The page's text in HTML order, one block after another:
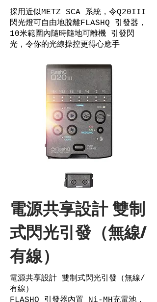
採用近似METZ SCA 系統，令Q20III
閃光燈可自由地脫離FLASHQ 引發器，
10米範圍內隨時隨地可離機 引發閃
光，令你的光線操控更得心應手
電源共享設計 雙制
式閃光引發（無線/
有線）
電源共享設計 雙制式閃光引發（無線/
有線）
FLASHQ 引發器內置 Ni-MH充電池，